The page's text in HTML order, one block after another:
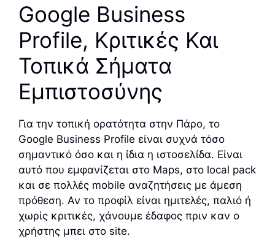
Google Business
Profile, Κριτικές Και
Τοπικά Σήματα
Εμπιστοσύνης
Για την τοπική ορατότητα στην Πάρο, το
Google Business Profile είναι συχνά τόσο
σημαντικό όσο και η ίδια η ιστοσελίδα. Είναι
αυτό που εμφανίζεται στο Maps, στο local pack
και σε πολλές mobile αναζητήσεις με άμεση
πρόθεση. Αν το προφίλ είναι ημιτελές, παλιό ή
χωρίς κριτικές, χάνουμε έδαφος πριν καν ο
χρήστης μπει στο site.